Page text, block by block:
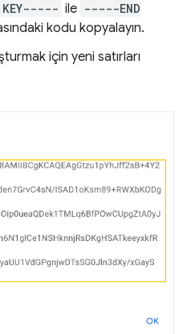
KEY----- ile -----END
kodu kopyalayın.
için yeni satırları